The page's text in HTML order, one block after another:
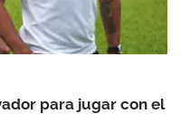
para jugar con el